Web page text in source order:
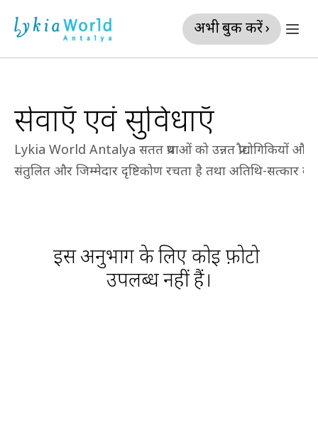
सेवाएँ एवं सुविधाएँ
Lykia World Antalya सतत प्रथाओं को उन्नत प्रौद्योगिकियों और
संतुलित और जिम्मेदार दृष्टिकोण रचता है तथा अतिथि-सत्कार
इस अनुभाग के लिए कोई फ़ोटो
उपलब्ध नहीं हैं।
अभी बुक करें ›